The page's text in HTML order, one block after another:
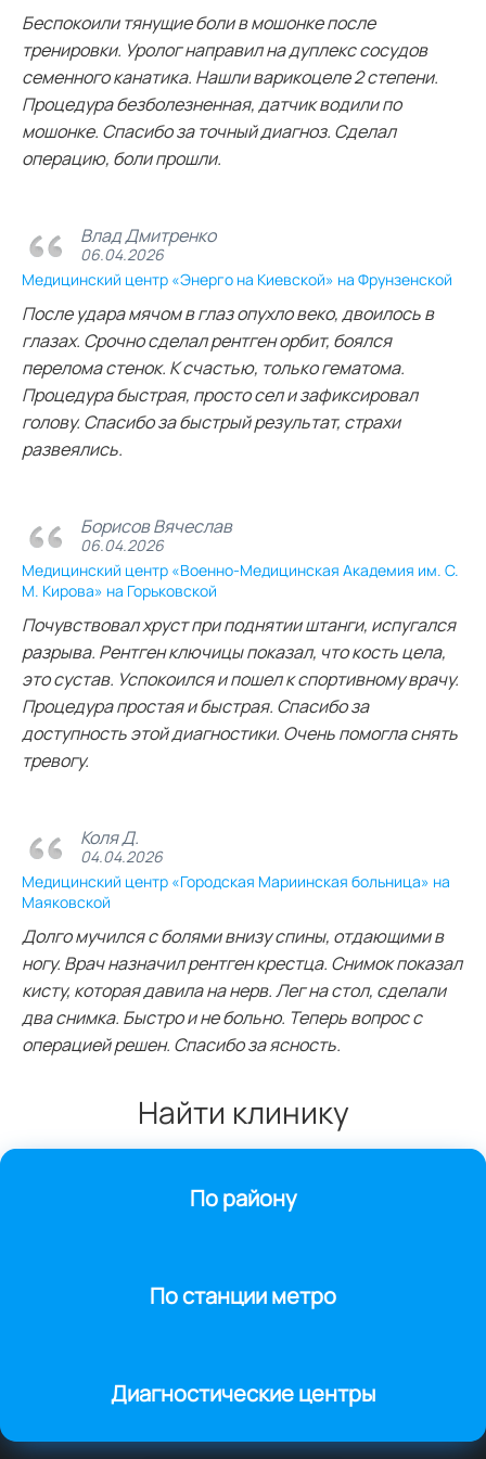
Беспокоили тянущие боли в мошонке после
тренировки. Уролог направил на дуплекс сосудов
семенного канатика. Нашли варикоцеле 2 степени.
Процедура безболезненная, датчик водили по
мошонке. Спасибо за точный диагноз. Сделал
операцию, боли прошли.
Влад Дмитренко
06.04.2026
Медицинский центр «Энерго на Киевской» на Фрунзенской
После удара мячом в глаз опухло веко, двоилось в
глазах. Срочно сделал рентген орбит, боялся
перелома стенок. К счастью, только гематома.
Процедура быстрая, просто сел и зафиксировал
голову. Спасибо за быстрый результат, страхи
развеялись.
Борисов Вячеслав
06.04.2026
Медицинский центр «Военно-Медицинская Академия им. С.
М. Кирова» на Горьковской
Почувствовал хруст при поднятии штанги, испугался
разрыва. Рентген ключицы показал, что кость цела,
это сустав. Успокоился и пошел к спортивному врачу.
Процедура простая и быстрая. Спасибо за
доступность этой диагностики. Очень помогла снять
тревогу.
Коля Д.
04.04.2026
Медицинский центр «Городская Мариинская больница» на
Маяковской
Долго мучился с болями внизу спины, отдающими в
ногу. Врач назначил рентген крестца. Снимок показал
кисту, которая давила на нерв. Лег на стол, сделали
два снимка. Быстро и не больно. Теперь вопрос с
операцией решен. Спасибо за ясность.
Найти клинику
По району
По станции метро
Диагностические центры